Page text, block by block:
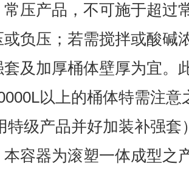
压产品，不可施于超过
负压；若需搅拌或酸碱
套及加厚桶体壁厚为宜。
以上的桶体特需注意
特级产品并好加装补强套
容器为滚塑一体成型之